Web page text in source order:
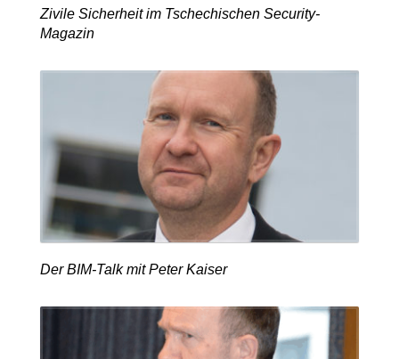
Zivile Sicherheit im Tschechischen Security-
Magazin
Der BIM-Talk mit Peter Kaiser